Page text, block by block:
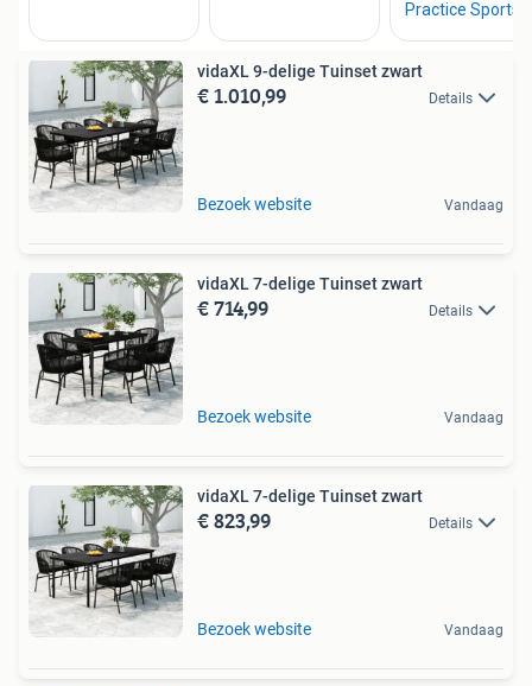
vidaXL 9-delige Tuinset zwart
€ 1.010,99 Details
Bezoek website Vandaag
vidaXL 7-delige Tuinset zwart
€ 714,99 Details
Bezoek website Vandaag
vidaXL 7-delige Tuinset zwart
€ 823,99 Details
Bezoek website Vandaag